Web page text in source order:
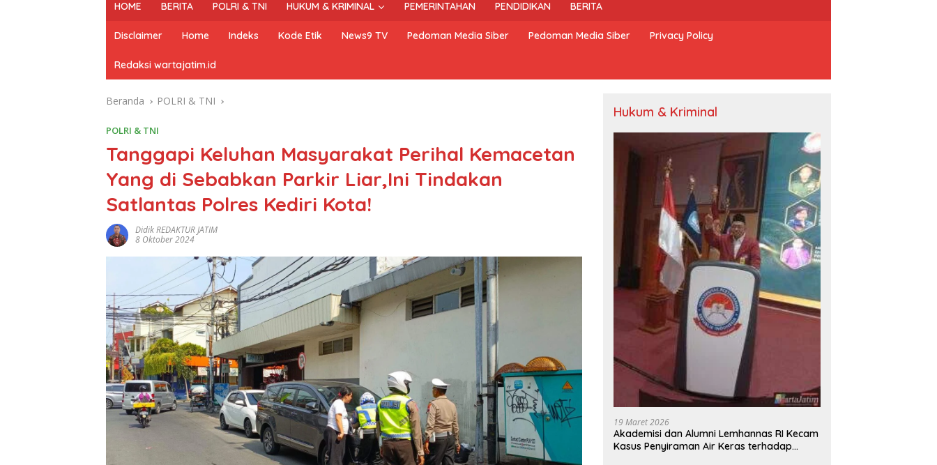
HOME BERITA POLRI & TNI HUKUM & KRIMINAL PEMERINTAHAN PENDIDIKAN BERITA
Disclaimer Home Indeks Kode Etik News9 TV Pedoman Media Siber Pedoman Media Siber Privacy Policy
Redaksi wartajatim.id
Beranda POLRI & TNI
POLRI & TNI
Tanggapi Keluhan Masyarakat Perihal Kemacetan
Yang di Sebabkan Parkir Liar,Ini Tindakan
Satlantas Polres Kediri Kota!
Didik REDAKTUR JATIM
8 Oktober 2024
Hukum & Kriminal
19 Maret 2026
Akademisi dan Alumni Lemhannas RI Kecam
Kasus Penyiraman Air Keras terhadap